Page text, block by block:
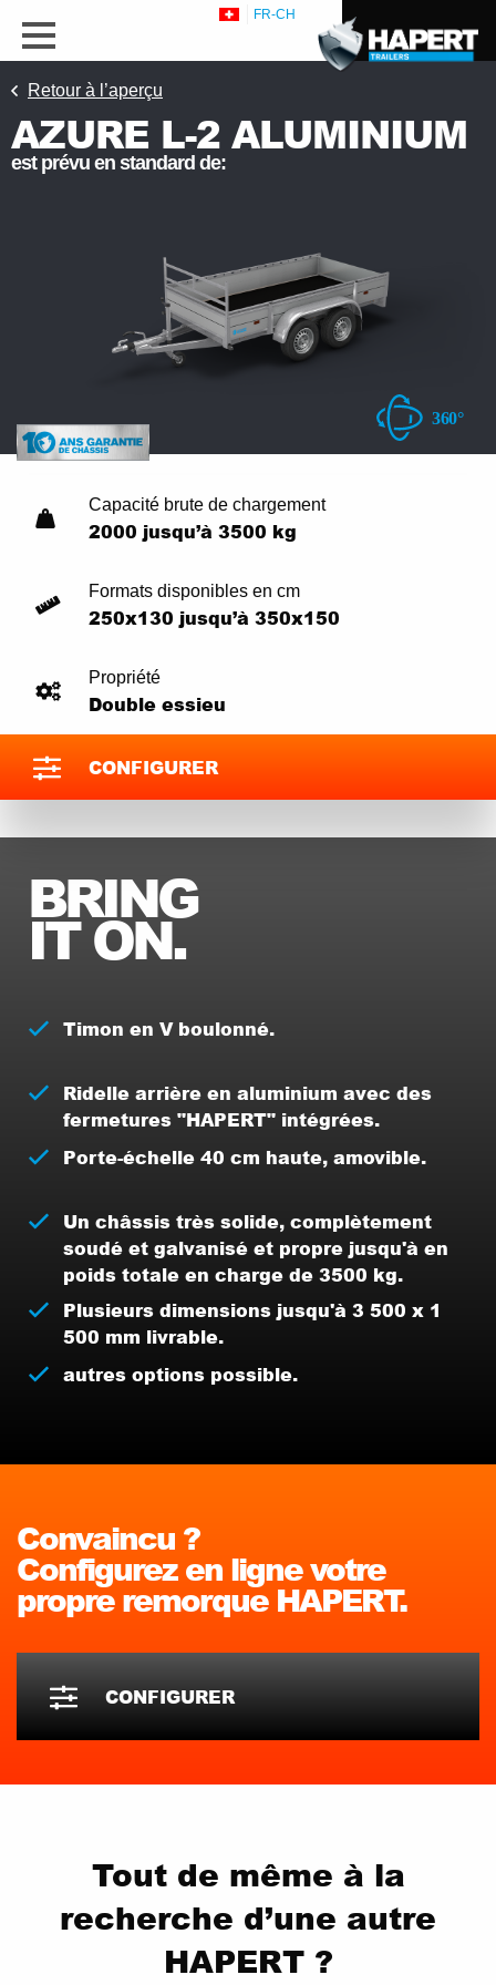
FR-CH
Retour à l’aperçu
AZURE L-2 ALUMINIUM
est prévu en standard de:
Capacité brute de chargement
2000 jusqu’à 3500 kg
Formats disponibles en cm
250x130 jusqu’à 350x150
Propriété
Double essieu
CONFIGURER
BRING
IT ON.
Timon en V boulonné.
Ridelle arrière en aluminium avec des
fermetures "HAPERT" intégrées.
Porte-échelle 40 cm haute, amovible.
Un châssis très solide, complètement
soudé et galvanisé et propre jusqu'à en
poids totale en charge de 3500 kg.
Plusieurs dimensions jusqu'à 3 500 x 1
500 mm livrable.
autres options possible.
Convaincu ?
Configurez en ligne votre
propre remorque HAPERT.
CONFIGURER
Tout de même à la
recherche d’une autre
HAPERT ?